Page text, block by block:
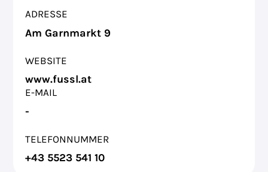
ADRESSE
Am Garnmarkt 9
WEBSITE
www.fussl.at
E-MAIL
-
TELEFONNUMMER
+43 5523 541 10